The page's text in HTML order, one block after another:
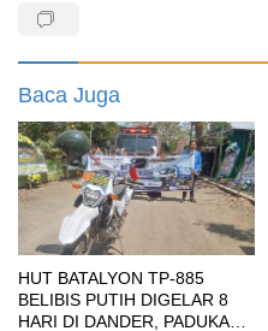
Baca Juga
HUT BATALYON TP-885
BELIBIS PUTIH DIGELAR 8
HARI DI DANDER, PADUKAN